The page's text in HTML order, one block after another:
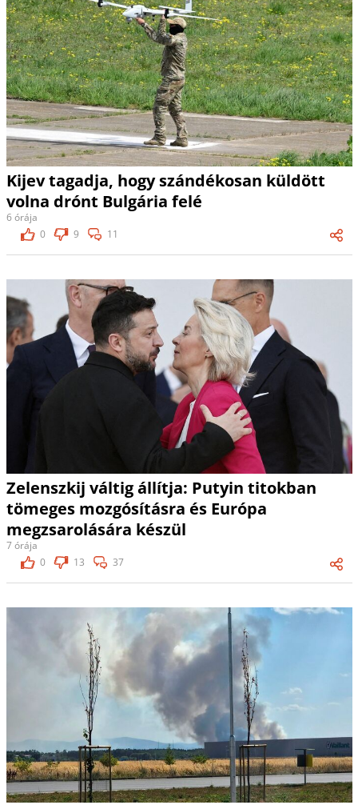
Kijev tagadja, hogy szándékosan küldött
volna drónt Bulgária felé
6 órája
0
9 11
Zelenszkij váltig állítja: Putyin titokban
tömeges mozgósításra és Európa
megzsarolására készül
7 órája
0
13 37